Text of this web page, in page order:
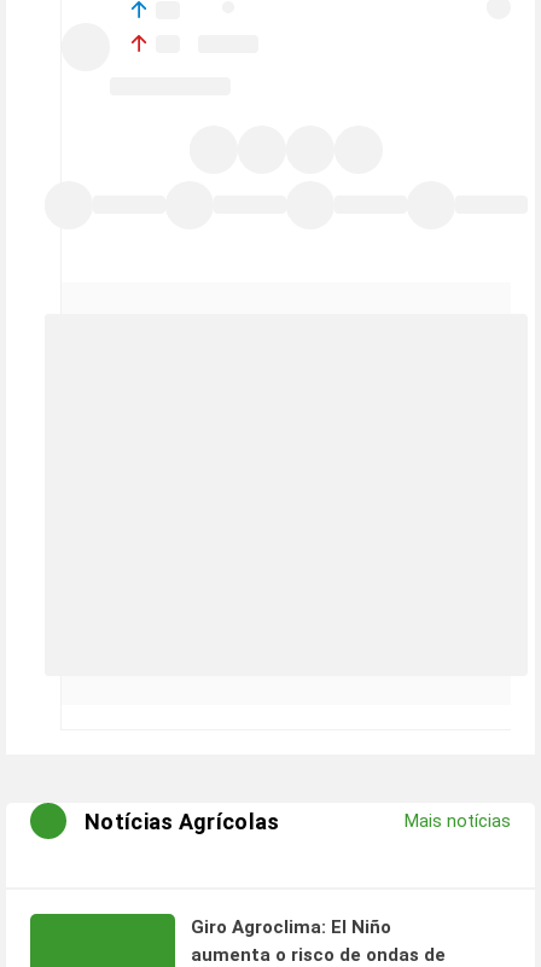
Notícias Agrícolas Mais notícias
Giro Agroclima: El Niño
aumenta o risco de ondas de